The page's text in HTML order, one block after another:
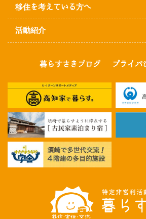
移住を考えている方へ
活動紹介
暮らすさきブログ プライバ